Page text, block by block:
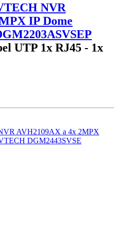
NVR
IP Dome
UTP 1x RJ45 - 1x